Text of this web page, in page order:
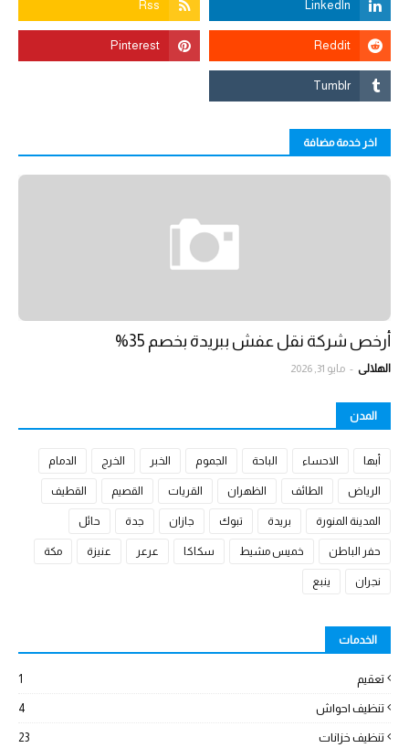
اخر خدمة مضافة
أرخص شركة نقل عفش ببريدة بخصم 35%
الهلالي - مايو 31, 2026
المدن
أبها الاحساء الباحة الجموم الخبر الخرج الدمام
الرياض الطائف الظهران القريات القصيم القطيف
المدينة المنورة بريدة تبوك جازان جدة حائل
حفر الباطن خميس مشيط سكاكا عرعر عنيزة مكة
نجران ينبع
الخدمات
تعقيم 1
تنظيف احواش 4
تنظيف خزانات 23